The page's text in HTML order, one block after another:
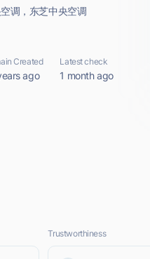
调，东芝中央空调
Created
ago
Latest check
1 month ago
Trustworthiness